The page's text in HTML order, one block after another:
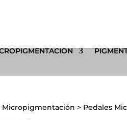
Micropigmentación > Pedales